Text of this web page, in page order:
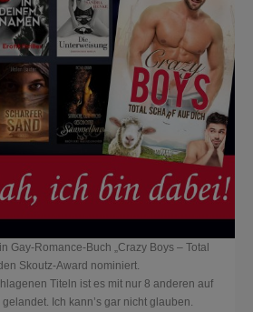
Gay-Romance-Buch „Crazy Boys – Total
Skoutz-Award nominiert.
Titeln ist es mit nur 8 anderen auf
Ich kann’s gar nicht glauben.